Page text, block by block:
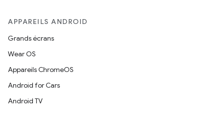
APPAREILS ANDROID
Grands écrans
Wear OS
Appareils ChromeOS
Android for Cars
Android TV